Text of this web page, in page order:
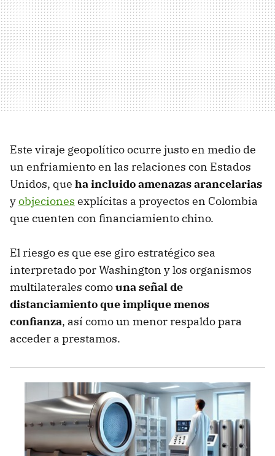
Este viraje geopolítico ocurre justo en medio de
un enfriamiento en las relaciones con Estados
Unidos, que ha incluido amenazas arancelarias
yobjeciones explícitas a proyectos en Colombia
que cuenten con financiamiento chino.
El riesgo es que ese giro estratégico sea
interpretado por Washington y los organismos
multilaterales comouna señal de
distanciamiento que implique menos
confianza, así como un menor respaldo para
acceder a prestamos.